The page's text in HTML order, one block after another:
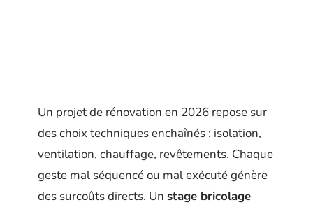
Un projet de rénovation en 2026 repose sur
des choix techniques enchaînés : isolation,
ventilation, chauffage, revêtements. Chaque
geste mal séquencé ou mal exécuté génère
des surcoûts directs. Un stage bricolage